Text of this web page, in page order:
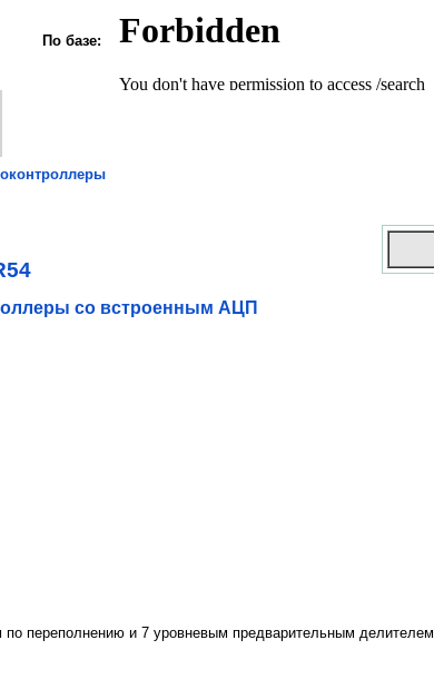
По базе:
со встроенным АЦП
переполнению и 7 уровневым предварительным делителем